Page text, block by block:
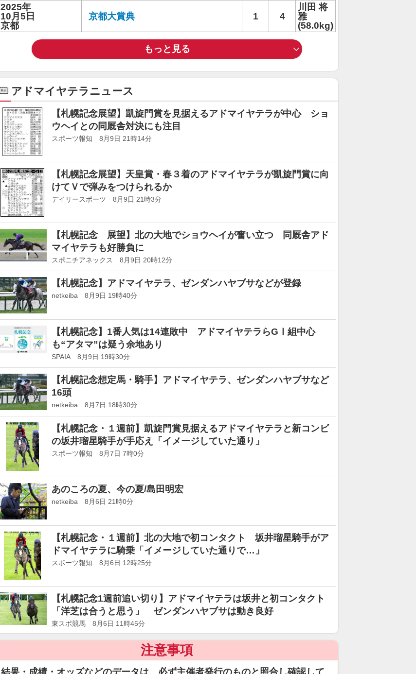
2025年
10月5日
京都
京都大賞典 1 4
川田 将
雅
(58.0kg)
もっと見る
アドマイヤテラニュース
【札幌記念展望】凱旋門賞を見据えるアドマイヤテラが中心 ショ
ウヘイとの同厩舎対決にも注目
スポーツ報知 8月9日 21時14分
【札幌記念展望】天皇賞・春３着のアドマイヤテラが凱旋門賞に向
けてＶで弾みをつけられるか
デイリースポーツ 8月9日 21時3分
【札幌記念 展望】北の大地でショウヘイが奮い立つ 同厩舎アド
マイヤテラも好勝負に
スポニチアネックス 8月9日 20時12分
【札幌記念】アドマイヤテラ、ゼンダンハヤブサなどが登録
netkeiba 8月9日 19時40分
【札幌記念】1番人気は14連敗中 アドマイヤテラらGⅠ組中心
も“アタマ”は疑う余地あり
SPAIA 8月9日 19時30分
【札幌記念想定馬・騎手】アドマイヤテラ、ゼンダンハヤブサなど
16頭
netkeiba 8月7日 18時30分
【札幌記念・１週前】凱旋門賞見据えるアドマイヤテラと新コンビ
の坂井瑠星騎手が手応え「イメージしていた通り」
スポーツ報知 8月7日 7時0分
あのころの夏、今の夏/島田明宏
netkeiba 8月6日 21時0分
【札幌記念・１週前】北の大地で初コンタクト 坂井瑠星騎手がア
ドマイヤテラに騎乗「イメージしていた通りで…」
スポーツ報知 8月6日 12時25分
【札幌記念1週前追い切り】アドマイヤテラは坂井と初コンタクト
「洋芝は合うと思う」 ゼンダンハヤブサは動き良好
東スポ競馬 8月6日 11時45分
注意事項